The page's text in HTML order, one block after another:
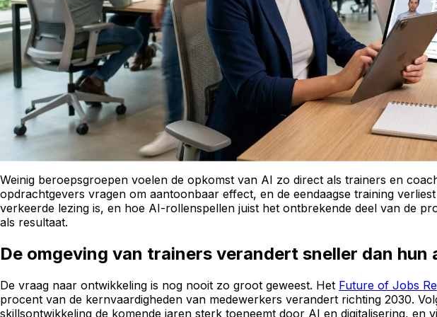
Weinig beroepsgroepen voelen de opkomst van AI zo direct als trainers en
opdrachtgevers vragen om aantoonbaar effect, en de eendaagse training
verkeerde lezing is, en hoe AI-rollenspellen juist het ontbrekende deel van de
als resultaat.
De omgeving van trainers verandert sneller dan hun
De vraag naar ontwikkeling is nog nooit zo groot geweest. Het Future of Jobs
procent van de kernvaardigheden van medewerkers verandert richting 2030.
skillsontwikkeling de komende jaren sterk toeneemt door AI en digitalisering,